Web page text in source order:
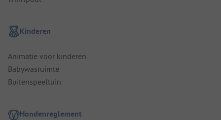
Kinderen
Animatie voor kinderen
Babywasruimte
Buitenspeeltuin
Hondenreglement